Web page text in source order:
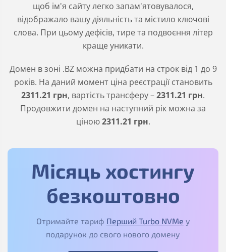
щоб ім'я сайту легко запам'ятовувалося,
відображало вашу діяльність та містило ключові
слова. При цьому дефісів, тире та подвоєння літер
краще уникати.
Домен в зоні .BZможна придбати на строк від 1 до 9
років. На даний момент ціна реєстрації становить
2311.21 грн, вартість трансферу –2311.21 грн.
Продовжити домен на наступний рік можна за
ціною2311.21 грн.
Місяць хостингу
безкоштовно
Отримайте тариф Перший Turbo NVMe у
подарунок до свого нового домену